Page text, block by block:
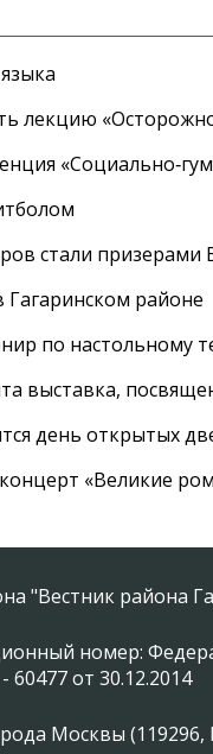
лекцию
стали призерами
районе
по настольному
выставка,
день открытых
«Великие
"Вестник района
номер:
от 30.12.2014
Москвы